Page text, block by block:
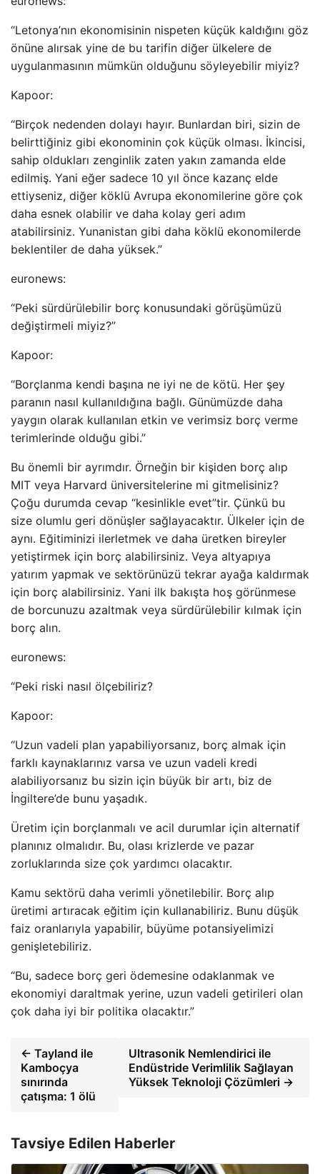
“Letonya’nın ekonomisinin nispeten küçük kaldığını göz
önüne alırsak yine de bu tarifin diğer ülkelere de
uygulanmasının mümkün olduğunu söyleyebilir miyiz?
Kapoor:
“Birçok nedenden dolayı hayır. Bunlardan biri, sizin de
belirttiğiniz gibi ekonominin çok küçük olması. İkincisi,
sahip oldukları zenginlik zaten yakın zamanda elde
edilmiş. Yani eğer sadece 10 yıl önce kazanç elde
ettiyseniz, diğer köklü Avrupa ekonomilerine göre çok
daha esnek olabilir ve daha kolay geri adım
atabilirsiniz. Yunanistan gibi daha köklü ekonomilerde
beklentiler de daha yüksek.”
euronews:
“Peki sürdürülebilir borç konusundaki görüşümüzü
değiştirmeli miyiz?”
Kapoor:
“Borçlanma kendi başına ne iyi ne de kötü. Her şey
paranın nasıl kullanıldığına bağlı. Günümüzde daha
yaygın olarak kullanılan etkin ve verimsiz borç verme
terimlerinde olduğu gibi.”
Bu önemli bir ayrımdır. Örneğin bir kişiden borç alıp
MIT veya Harvard üniversitelerine mi gitmelisiniz?
Çoğu durumda cevap “kesinlikle evet”tir. Çünkü bu
size olumlu geri dönüşler sağlayacaktır. Ülkeler için de
aynı. Eğitiminizi ilerletmek ve daha üretken bireyler
yetiştirmek için borç alabilirsiniz. Veya altyapıya
yatırım yapmak ve sektörünüzü tekrar ayağa kaldırmak
için borç alabilirsiniz. Yani ilk bakışta hoş görünmese
de borcunuzu azaltmak veya sürdürülebilir kılmak için
borç alın.
euronews:
“Peki riski nasıl ölçebiliriz?
Kapoor:
“Uzun vadeli plan yapabiliyorsanız, borç almak için
farklı kaynaklarınız varsa ve uzun vadeli kredi
alabiliyorsanız bu sizin için büyük bir artı, biz de
İngiltere’de bunu yaşadık.
Üretim için borçlanmalı ve acil durumlar için alternatif
planınız olmalıdır. Bu, olası krizlerde ve pazar
zorluklarında size çok yardımcı olacaktır.
Kamu sektörü daha verimli yönetilebilir. Borç alıp
üretimi artıracak eğitim için kullanabiliriz. Bunu düşük
faiz oranlarıyla yapabilir, büyüme potansiyelimizi
genişletebiliriz.
“Bu, sadece borç geri ödemesine odaklanmak ve
ekonomiyi daraltmak yerine, uzun vadeli getirileri olan
çok daha iyi bir politika olacaktır.”
← Tayland ile
Kamboçya
sınırında
çatışma: 1 ölü
Ultrasonik Nemlendirici ile
Endüstride Verimlilik Sağlayan
Yüksek Teknoloji Çözümleri →
Tavsiye Edilen Haberler